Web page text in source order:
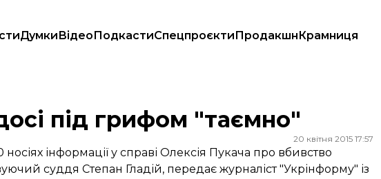
ДумкиВідеоПодкастиСпецпроєктиПродакшнКрамниця
під грифом "таємно"
20 квітня 2015 17:57
інформації у справі Олексія Пукача про вбивство
суддя Степан Гладій, передає журналіст "Укрінформу" із